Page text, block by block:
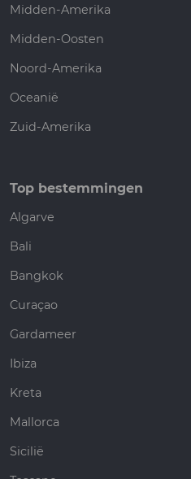
Midden-Amerika
Midden-Oosten
Noord-Amerika
Oceanië
Zuid-Amerika
Top bestemmingen
Algarve
Bali
Bangkok
Curaçao
Gardameer
Ibiza
Kreta
Mallorca
Sicilië